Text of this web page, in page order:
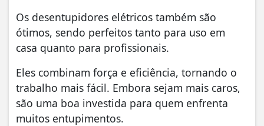
Os desentupidores elétricos também são
ótimos, sendo perfeitos tanto para uso em
casa quanto para profissionais.
Eles combinam força e eficiência, tornando o
trabalho mais fácil. Embora sejam mais caros,
são uma boa investida para quem enfrenta
muitos entupimentos.